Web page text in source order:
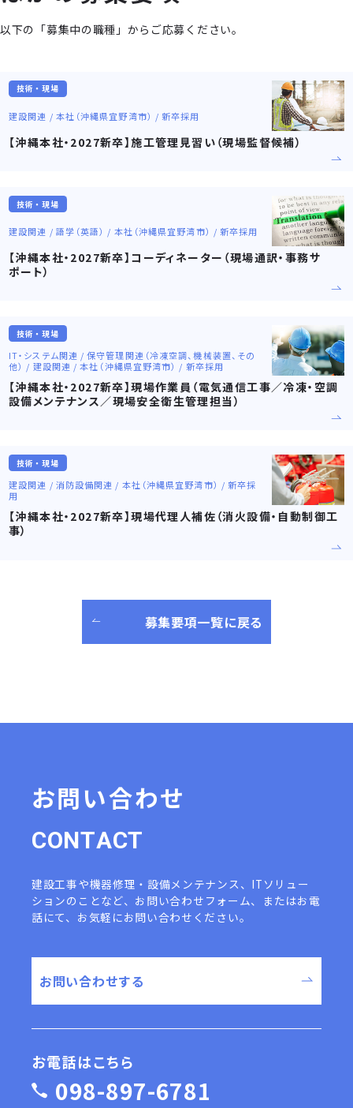
以下の「募集中の職種」からご応募ください。
技術・現場
建設関連 / 本社（沖縄県宜野湾市） / 新卒採用
【沖縄本社・2027新卒】施工管理見習い（現場監督候補）
技術・現場
建設関連 / 語学（英語） / 本社（沖縄県宜野湾市） / 新卒採用
【沖縄本社・2027新卒】コーディネーター（現場通訳・事務サ
ポート）
技術・現場
IT・システム関連 / 保守管理関連（冷凍空調、機械装置、その
他） / 建設関連 / 本社（沖縄県宜野湾市） / 新卒採用
【沖縄本社・2027新卒】現場作業員（電気通信工事／冷凍・空調
設備メンテナンス／現場安全衛生管理担当）
技術・現場
建設関連 / 消防設備関連 / 本社（沖縄県宜野湾市） / 新卒採
用
【沖縄本社・2027新卒】現場代理人補佐（消火設備・自動制御工
事）
募集要項一覧に戻る
お問い合わせ
CONTACT
建設工事や機器修理・設備メンテナンス、ITソリュー
ションのことなど、 お問い合わせフォーム、またはお電
話にて、お気軽にお問い合わせください。
お問い合わせする
お電話はこちら
098-897-6781